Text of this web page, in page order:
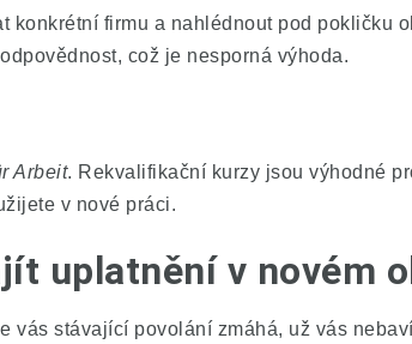
firmu a nahlédnout pod pokličku
což je nesporná výhoda.
Arbeit. Rekvalifikační kurzy jsou výhodné
v nové práci.
uplatnění v novém
vás stávající povolání zmáhá, už vás